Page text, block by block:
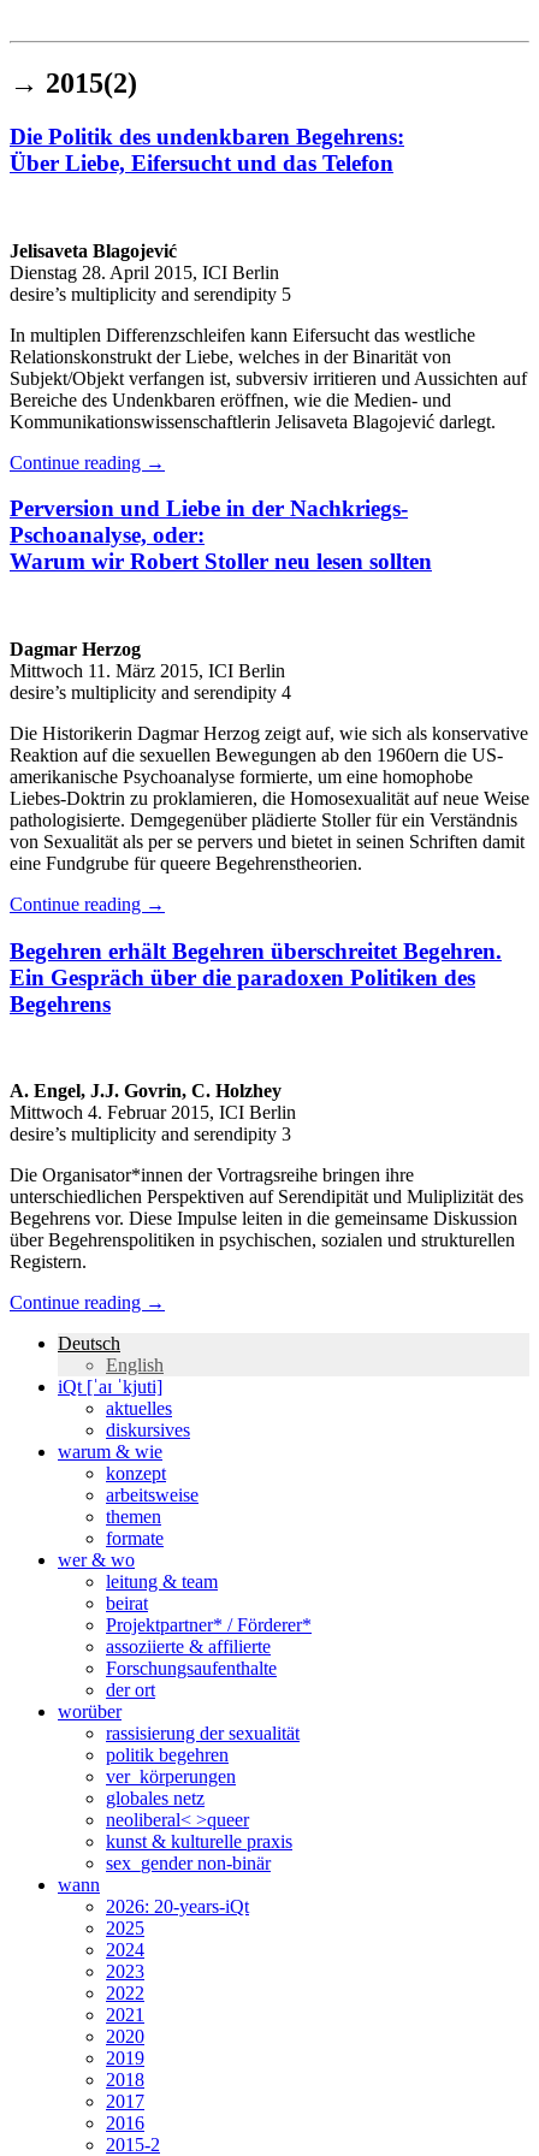
queer-institut
Institut für queer theory
→ 2015(2)
Die Politik des undenkbaren Begehrens:
Über Liebe, Eifersucht und das Telefon
Jelisaveta Blagojević
Dienstag 28. April 2015, ICI Berlin
desire’s multiplicity and serendipity 5
In multiplen Differenzschleifen kann Eifersucht das westliche
Relationskonstrukt der Liebe, welches in der Binarität von
Subjekt/Objekt verfangen ist, subversiv irritieren und Aussichten auf
Bereiche des Undenkbaren eröffnen, wie die Medien- und
Kommunikationswissenschaftlerin Jelisaveta Blagojević darlegt.
Continue reading →
Perversion und Liebe in der Nachkriegs-
Pschoanalyse, oder:
Warum wir Robert Stoller neu lesen sollten
Dagmar Herzog
Mittwoch 11. März 2015, ICI Berlin
desire’s multiplicity and serendipity 4
Die Historikerin Dagmar Herzog zeigt auf, wie sich als konservative
Reaktion auf die sexuellen Bewegungen ab den 1960ern die US-
amerikanische Psychoanalyse formierte, um eine homophobe
Liebes-Doktrin zu proklamieren, die Homosexualität auf neue Weise
pathologisierte. Demgegenüber plädierte Stoller für ein Verständnis
von Sexualität als per se pervers und bietet in seinen Schriften damit
eine Fundgrube für queere Begehrenstheorien.
Continue reading →
Begehren erhält Begehren überschreitet Begehren.
Ein Gespräch über die paradoxen Politiken des
Begehrens
A. Engel, J.J. Govrin, C. Holzhey
Mittwoch 4. Februar 2015, ICI Berlin
desire’s multiplicity and serendipity 3
Die Organisator*innen der Vortragsreihe bringen ihre
unterschiedlichen Perspektiven auf Serendipität und Muliplizität des
Begehrens vor. Diese Impulse leiten in die gemeinsame Diskussion
über Begehrenspolitiken in psychischen, sozialen und strukturellen
Registern.
Continue reading →
Deutsch
English
iQt [ˈaɪ ˈkjuti]
aktuelles
diskursives
warum & wie
konzept
arbeitsweise
themen
formate
wer & wo
leitung & team
beirat
Projektpartner* / Förderer*
assoziierte & affilierte
Forschungsaufenthalte
der ort
worüber
rassisierung der sexualität
politik begehren
ver_körperungen
globales netz
neoliberal< >queer
kunst & kulturelle praxis
sex_gender non-binär
wann
2026: 20-years-iQt
2025
2024
2023
2022
2021
2020
2019
2018
2017
2016
2015-2